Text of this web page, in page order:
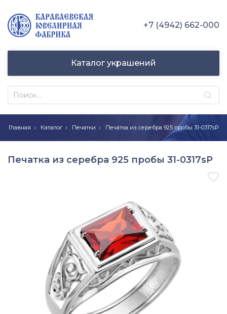
+7 (4942) 662-000
Каталог украшений
Главная Каталог Печатки Печатка из серебра 925 пробы 31-0317sР
Печатка из серебра 925 пробы 31-0317sР
